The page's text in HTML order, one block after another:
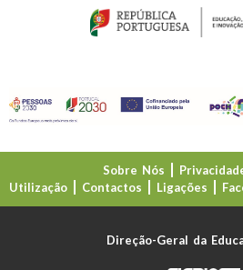
Sobre Nós
Utilização
Contactos Ligações
Direção-Geral da